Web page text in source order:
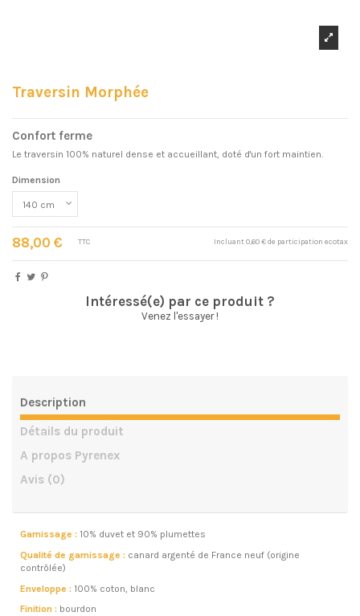
Traversin Morphée
Confort ferme
Le traversin 100% naturel dense et accueillant, doté d'un fort maintien.
Dimension
88,00 € Incluant 0,60 € de participation ecotax
TTC
Intéressé(e) par ce produit ?
Venez l'essayer !
Description
Détails du produit
A propos Pyrenex
Avis (0)
Garnissage : 10% duvet et 90% plumettes
Qualité de garnissage : canard argenté de France neuf (origine
contrôlée)
Enveloppe : 100% coton, blanc
Finition : bourdon